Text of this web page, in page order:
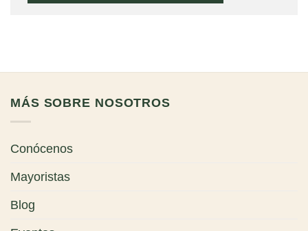
MÁS SOBRE NOSOTROS
Conócenos
Mayoristas
Blog